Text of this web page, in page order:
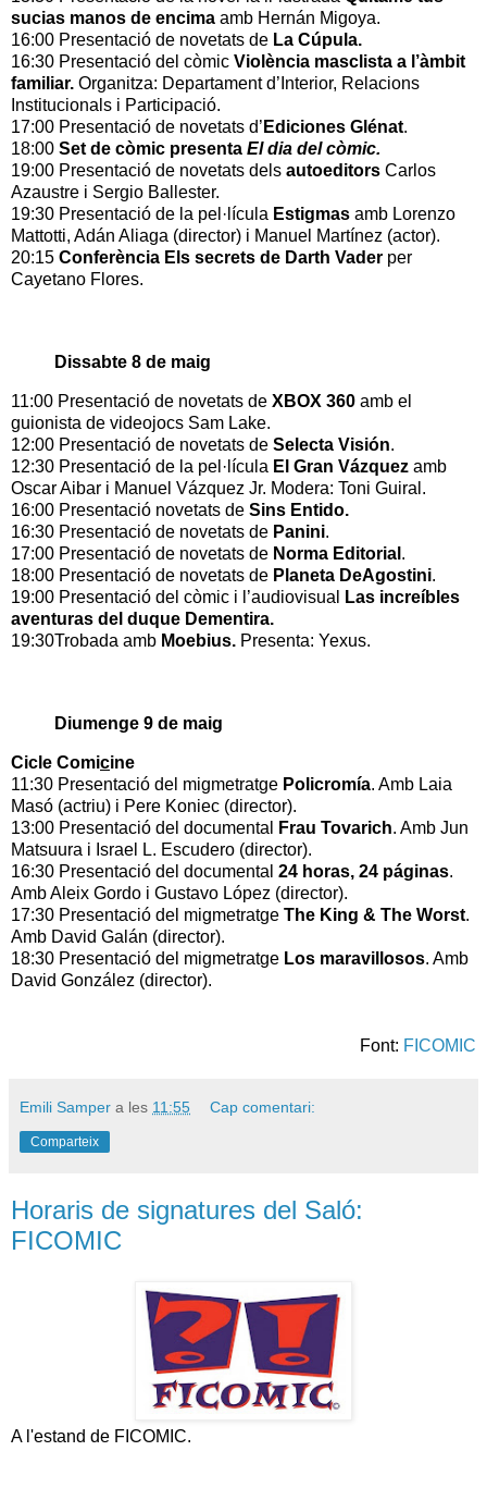
sucias manos de encima amb Hernán Migoya.
16:00 Presentació de novetats de La Cúpula.
16:30 Presentació del còmic Violència masclista a l’àmbit
familiar. Organitza: Departament d’Interior, Relacions
Institucionals i Participació.
17:00 Presentació de novetats d’ Ediciones Glénat.
18:00 Set de còmic presenta El dia del còmic.
19:00 Presentació de novetats dels autoeditors Carlos
Azaustre i Sergio Ballester.
19:30 Presentació de la pel·lícula Estigmas amb Lorenzo
Mattotti, Adán Aliaga (director) i Manuel Martínez (actor).
20:15 Conferència Els secrets de Darth Vader per
Cayetano Flores.
Dissabte 8 de maig
11:00 Presentació de novetats de XBOX 360 amb el
guionista de videojocs Sam Lake.
12:00 Presentació de novetats de Selecta Visión.
12:30 Presentació de la pel·lícula El Gran Vázquez amb
Oscar Aibar i Manuel Vázquez Jr. Modera: Toni Guiral.
16:00 Presentació novetats de Sins Entido.
16:30 Presentació de novetats de Panini.
17:00 Presentació de novetats de Norma Editorial .
18:00 Presentació de novetats de Planeta DeAgostini.
19:00 Presentació del còmic i l’audiovisual
Las increíbles
aventuras del duque Dementira.
19:30Trobada amb Moebius. Presenta: Yexus.
Diumenge 9 de maig
Cicle Comicine
11:30 Presentació del migmetratge Policromía. Amb Laia
Masó (actriu) i Pere Koniec (director).
13:00 Presentació del documental
Frau Tovarich. Amb Jun
Matsuura i Israel L. Escudero (director).
16:30 Presentació del documental 24 horas, 24 páginas.
Amb Aleix Gordo i Gustavo López (director).
17:30 Presentació del migmetratge The King & The Worst.
Amb David Galán (director).
18:30 Presentació del migmetratge Los maravillosos. Amb
David González (director).
Font: FICOMIC
Emili Samper a les 11:55 Cap comentari:
Comparteix
Horaris de signatures del Saló:
FICOMIC
A l'estand de FICOMIC.